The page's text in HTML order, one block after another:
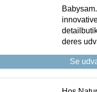
deres
Se